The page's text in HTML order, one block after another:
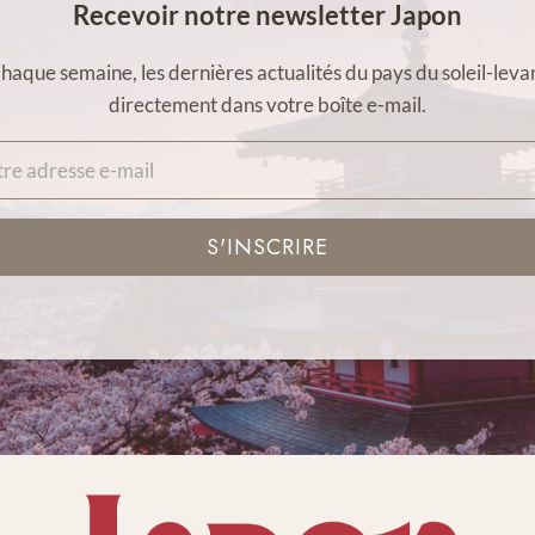
Recevoir notre newsletter Japon
semaine, les dernières actualités du pays du soleil-
directement dans votre boîte e-mail.
S'INSCRIRE